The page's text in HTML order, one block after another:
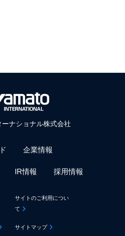
ナショナル株式会社
企業情報
IR情報 採用情報
サイトのご利用につい
て
サイトマップ